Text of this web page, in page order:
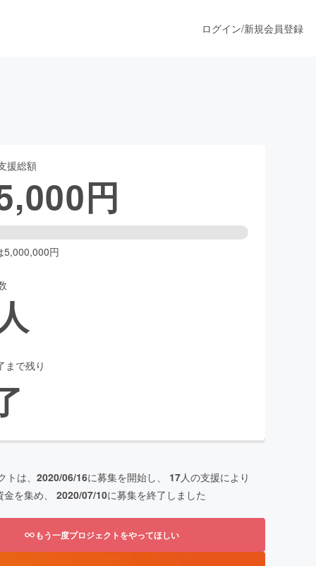
ファッション
ログイン/新規会員登録
援総額
円
5,000,000円
まで残り
は、 2020/06/16に募集を開始し、 17人の支援により
を集め、 2020/07/10に募集を終了しました
もう一度プロジェクトをやってほしい